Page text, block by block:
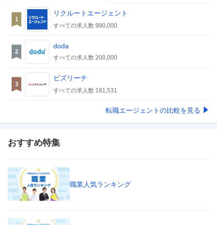
1
リクルートエージェント
すべての求人数 990,000
2
doda
すべての求人数 200,000
3
ビズリーチ
すべての求人数 181,531
転職エージェントの比較を見る
おすすめ特集
職業人気ランキング